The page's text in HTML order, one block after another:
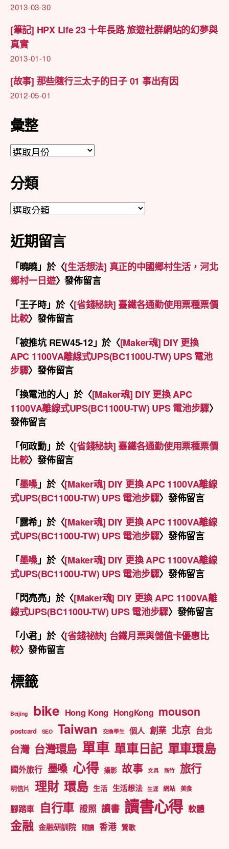
2013-03-30
[筆記] HPX Life 23 十年長路 旅遊社群網站的幻夢與
真實
2013-01-10
[故事] 那些隨行三太子的日子 01 事出有因
2012-05-01
彙整
彙
分類
分
近期留言
「曉曉」於〈[生活想法] 真正的中國鄉村生活，河北
鄉村一日遊〉發佈留言
「王子時」於〈[省錢秘訣] 臺鐵各通勤使用票種票價
比較〉發佈留言
「被推坑 REW45-12」於〈[Maker魂] DIY 更換
APC 1100VA離線式UPS(BC1100U-TW) UPS 電池
步驟〉發佈留言
「換電池的人」於〈[Maker魂] DIY 更換 APC
1100VA離線式UPS(BC1100U-TW) UPS 電池步驟〉
發佈留言
「何政勳」於〈[省錢秘訣] 臺鐵各通勤使用票種票價
比較〉發佈留言
「墨嗓」於〈[Maker魂] DIY 更換 APC 1100VA離線
式UPS(BC1100U-TW) UPS 電池步驟〉發佈留言
「露希」於〈[Maker魂] DIY 更換 APC 1100VA離線
式UPS(BC1100U-TW) UPS 電池步驟〉發佈留言
「墨嗓」於〈[Maker魂] DIY 更換 APC 1100VA離線
式UPS(BC1100U-TW) UPS 電池步驟〉發佈留言
「閃亮亮」於〈[Maker魂] DIY 更換 APC 1100VA離
線式UPS(BC1100U-TW) UPS 電池步驟〉發佈留言
「小君」於〈[省錢祕訣] 台鐵月票與儲值卡優惠比
較〉發佈留言
標籤
Beijing bike Hong Kong HongKong mouson
postcard SEO Taiwan 交換學生 個人 創業 北京 台北
台灣 台灣環島 單車 單車日記 單車環島
國外旅行 墨嗓 心得 攝影 故事 文具 新竹 旅行
明信片 理財 環島 生活 生活想法 生涯 網站 美食
腳踏車 自行車 證照 讀書 讀書心得 軟體
金融 金融研訓院 閱讀 香港 鶯歌